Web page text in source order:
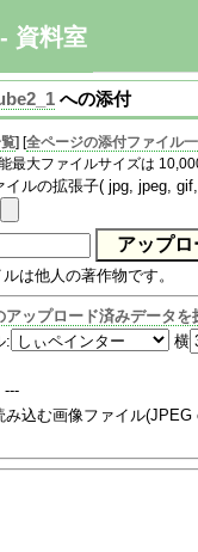
- 資料室
への添付
] [全ページの添付ファイル
最大ファイルサイズは
イルの拡張子( jpg, jpeg,
は他人の著作物です。
アップロード済みデータを
: 横
み込む画像ファイル(JPEG